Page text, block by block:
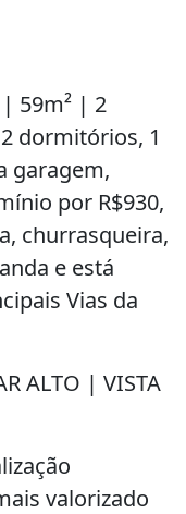
59m² | 2
dormitórios, 1
garagem,
por R$930,
churrasqueira,
e está
Vias da
ALTO | VISTA
valorizado